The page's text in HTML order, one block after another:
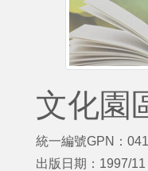
文化園
統一編號GPN：
出版日期：1997/11